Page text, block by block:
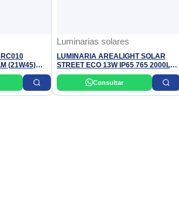
(21W45)
Luminarias solares
LUMINARIA AREALIGHT SOLAR
STREET ECO 13W IP65 765 2000LM
LEDVANCE
Consultar